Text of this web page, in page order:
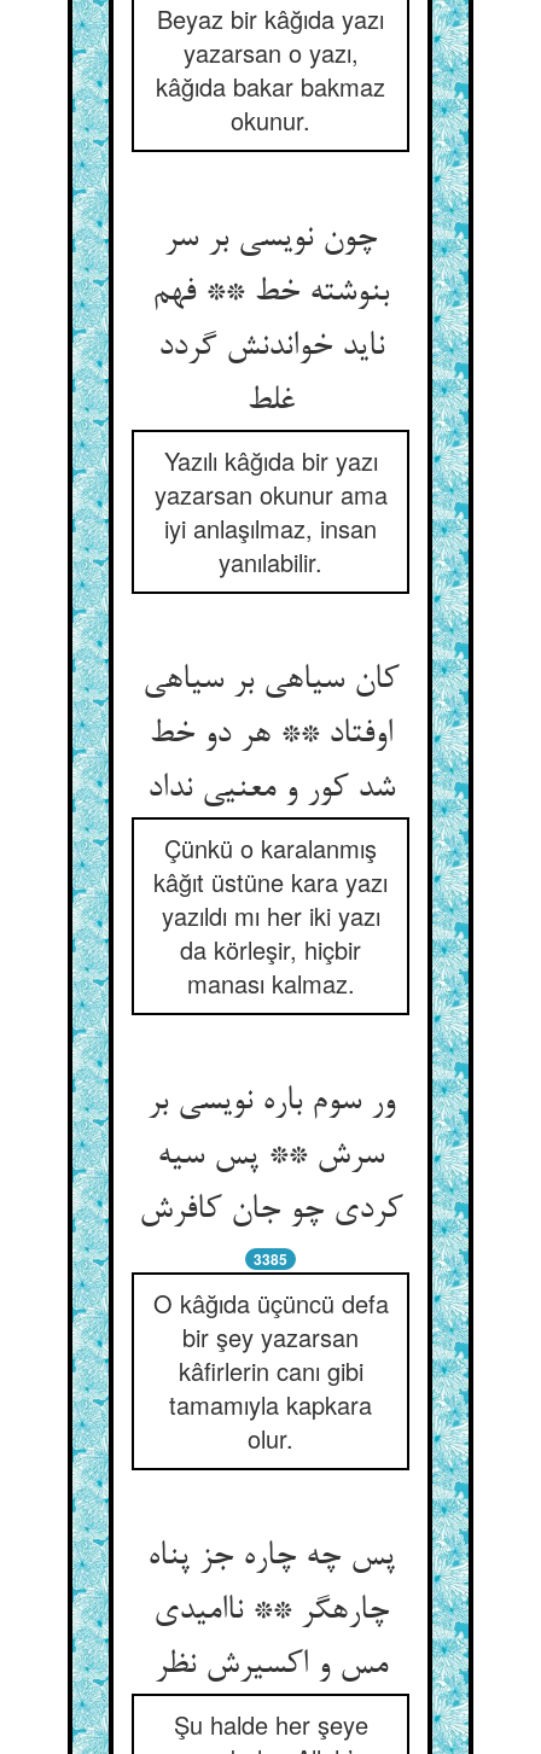
Beyaz bir kâğıda yazı
yazarsan o yazı,
kâğıda bakar bakmaz
okunur.
چون نویسی بر سر
بنوشته خط ** فهم
ناید خواندنش گردد
غلط
Yazılı kâğıda bir yazı
yazarsan okunur ama
iyi anlaşılmaz, insan
yanılabilir.
کان سیاهی بر سیاهی
اوفتاد ** هر دو خط
شد کور و معنیی نداد
Çünkü o karalanmış
kâğıt üstüne kara yazı
yazıldı mı her iki yazı
da körleşir, hiçbir
manası kalmaz.
ور سوم باره نویسی بر
سرش ** پس سیه
کردی چو جان کافرش‏
3385
O kâğıda üçüncü defa
bir şey yazarsan
kâfirlerin canı gibi
tamamıyla kapkara
olur.
پس چه چاره جز پناه
چاره‏گر ** ناامیدی
مس و اکسیرش نظر
Şu halde her şeye